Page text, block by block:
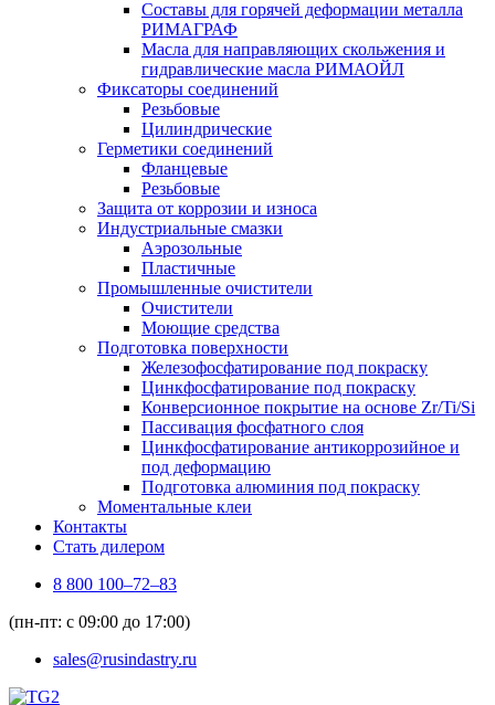
Составы для горячей деформации металла
РИМАГРАФ
Масла для направляющих скольжения и
гидравлические масла РИМАОЙЛ
Фиксаторы соединений
Резьбовые
Цилиндрические
Герметики соединений
Фланцевые
Резьбовые
Защита от коррозии и износа
Индустриальные смазки
Аэрозольные
Пластичные
Промышленные очистители
Очистители
Моющие средства
Подготовка поверхности
Железофосфатирование под покраску
Цинкфосфатирование под покраску
Конверсионное покрытие на основе Zr/Ti/Si
Пассивация фосфатного слоя
Цинкфосфатирование антикоррозийное и
под деформацию
Подготовка алюминия под покраску
Моментальные клеи
Контакты
Стать дилером
8 800 100–72–83
(пн-пт: с 09:00 до 17:00)
sales@rusindastry.ru